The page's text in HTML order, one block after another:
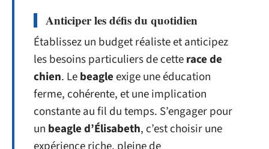
Anticiper les défis du quotidien
Établissez un budget réaliste et anticipez
les besoins particuliers de cetterace de
chien. Lebeagleexige une éducation
ferme, cohérente, et une implication
constante au fil du temps. S’engager pour
un beagle d’Élisabeth, c’est choisir une